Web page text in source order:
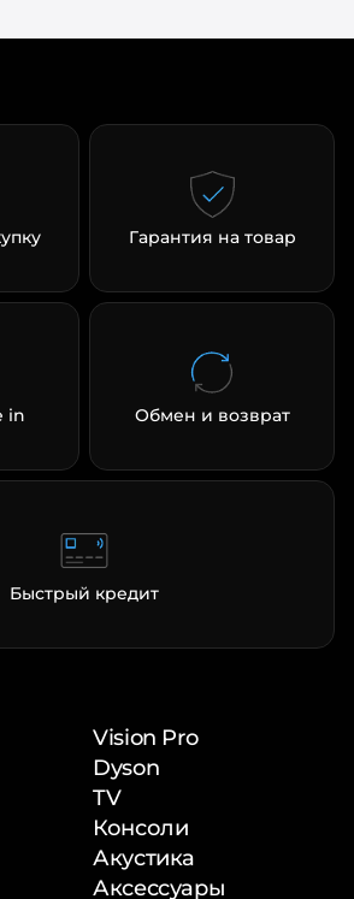
Гарантия на товар
in Обмен и возврат
Быстрый кредит
Vision Pro
Dyson
TV
Консоли
Акустика
Аксессуары